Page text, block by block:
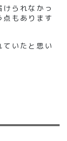
られなかっ
もあります
いたと思い